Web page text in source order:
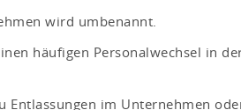
wird umbenannt.
häufigen Personalwechsel in
Entlassungen im Unternehmen